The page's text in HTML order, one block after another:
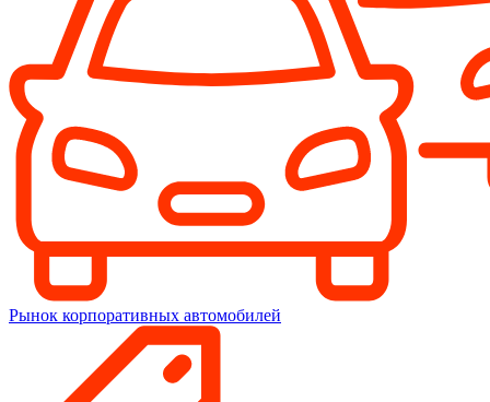
Рынок корпоративных автомобилей